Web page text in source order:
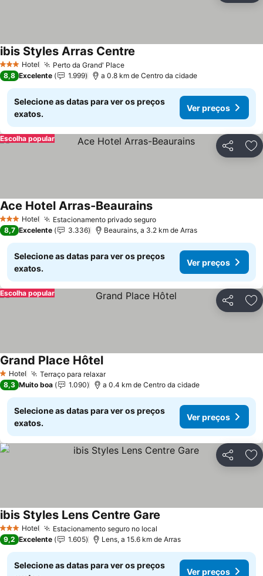
3 EstrelasHotel Perto da Grand' Place
ibis Styles Arras Centre
8,8 Excelente 1.999 a 0.8 km de Centro da cidade
Selecione as datas para ver os preços
exatos.
Ver preços
Partilhar
Escolha popular
3 EstrelasHotel Estacionamento privado seguro
Ace Hotel Arras-Beaurains
8,7 Excelente 3.336 Beaurains, a 3.2 km de Arras
Selecione as datas para ver os preços
exatos.
Ver preços
Partilhar
Escolha popular
1 Estrelas
Hotel Terraço para relaxar
Grand Place Hôtel
8,3 Muito boa 1.090 a 0.4 km de Centro da cidade
Selecione as datas para ver os preços
exatos.
Ver preços
Partilhar
3 EstrelasHotel Estacionamento seguro no local
ibis Styles Lens Centre Gare
9,2 Excelente 1.605 Lens, a 15.6 km de Arras
Selecione as datas para ver os preços
Ver preços